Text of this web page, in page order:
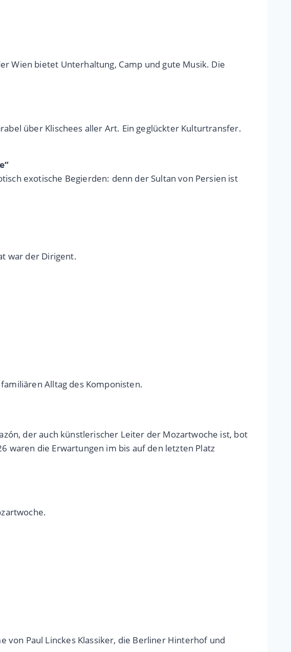
Wien bietet Unterhaltung, Camp und gute Musik. Die
über Klischees aller Art. Ein geglückter Kulturtransfer.
exotische Begierden: denn der Sultan von Persien ist
war der Dirigent.
Alltag des Komponisten.
der auch künstlerischer Leiter der Mozartwoche ist, bot
waren die Erwartungen im bis auf den letzten Platz
von Paul Linckes Klassiker, die Berliner Hinterhof und